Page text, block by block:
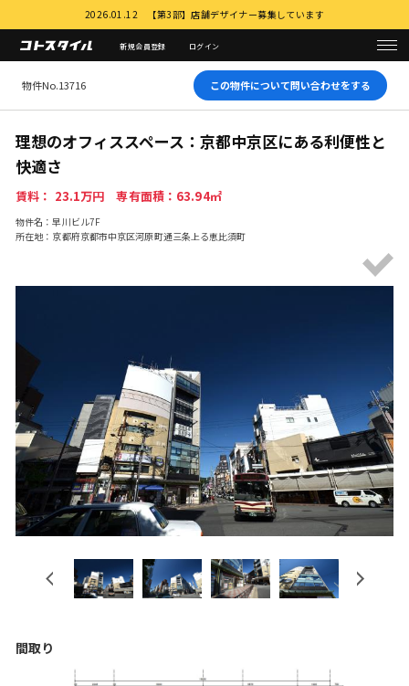
2026.01.12 【第3部】店舗デザイナー募集しています
新規会員登録 ログイン
物件No.13716 この物件について問い合わせをする
理想のオフィススペース：京都中京区にある利便性と
快適さ
賃料： 23.1万円 専有面積：63.94㎡
物件名：早川ビル7F
所在地：京都府京都市中京区河原町通三条上る恵比須町
Previous
間取り